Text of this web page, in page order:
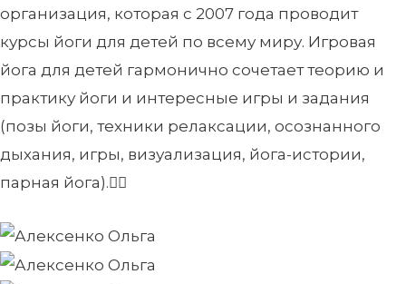
организация, которая с 2007 года проводит
курсы йоги для детей по всему миру. Игровая
йога для детей гармонично сочетает теорию и
практику йоги и интересные игры и задания
(позы йоги, техники релаксации, осознанного
дыхания, игры, визуализация, йога-истории,
парная йога).🧘‍♂️